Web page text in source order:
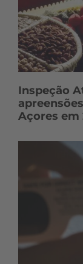
Inspeção
Açores em